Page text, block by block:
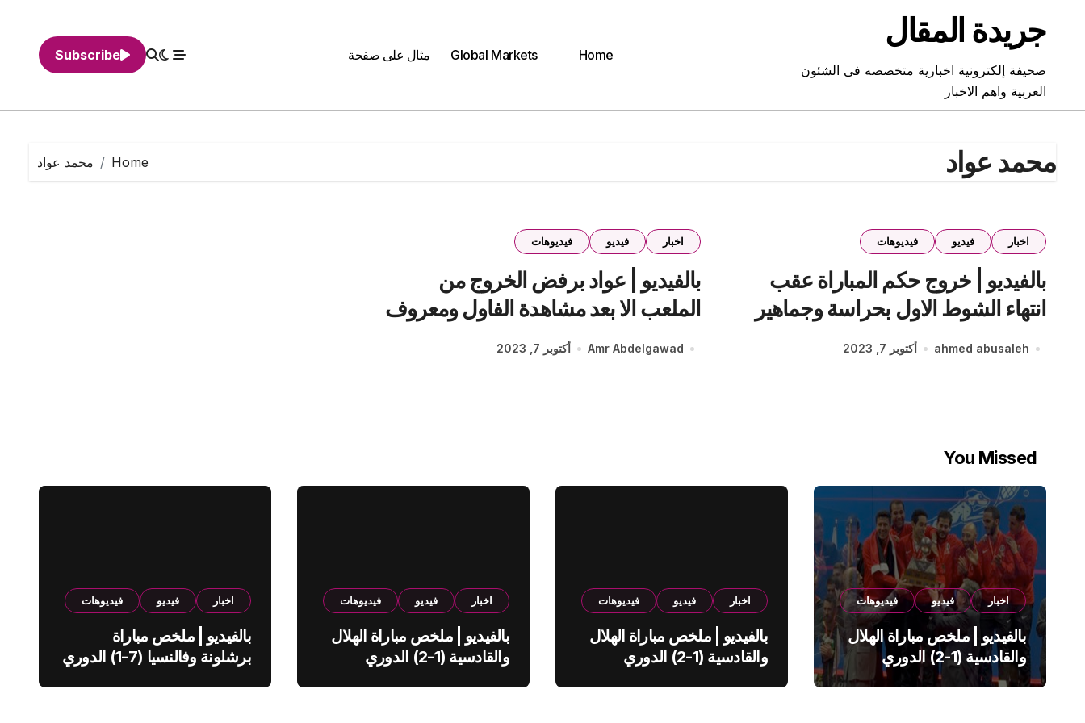
contentجريدة المقال
صحيفة إلكترونية اخبارية متخصصه فى الشئون
العربية واهم الاخبار
Home
Global Markets مثال على صفحة Subscribe
محمد عواد Home محمد عواد
اخبار فيديو فيديوهات
بالفيديو | خروج حكم المباراة عقب
انتهاء الشوط الاول بحراسة وجماهير
الزمالك تردد يا حكم يا مرتشي
ahmed abusaleh أكتوبر 7, 2023
اخبار فيديو فيديوهات
بالفيديو | عواد برفض الخروج من
الملعب الا بعد مشاهدة الفاول ومعروف
يهدده بتغليظ العقوبة
Amr Abdelgawad أكتوبر 7, 2023
You Missed
اخبار فيديو فيديوهات
بالفيديو | ملخص مباراة الهلال
والقادسية (1-2) الدوري
السعودي
اخبار فيديو فيديوهات
بالفيديو | ملخص مباراة الهلال
والقادسية (1-2) الدوري
اخبار فيديو فيديوهات
بالفيديو | ملخص مباراة الهلال
والقادسية (1-2) الدوري
اخبار فيديو فيديوهات
بالفيديو | ملخص مباراة
برشلونة وفالنسيا (7-1) الدوري